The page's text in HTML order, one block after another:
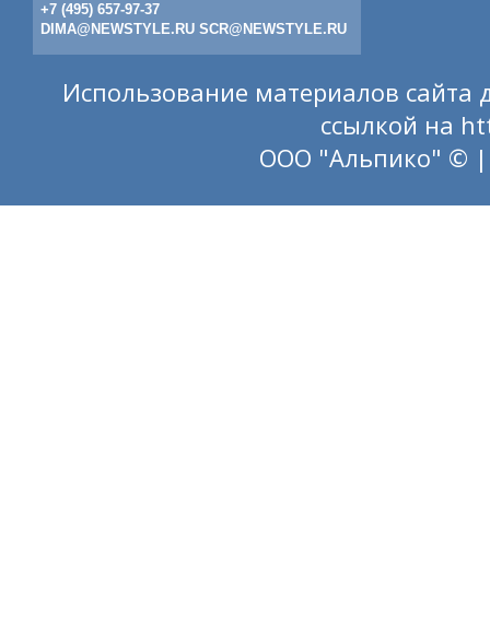
+7 (495) 657-97-37
DIMA@NEWSTYLE.RU SCR@NEWSTYLE.RU
Использование материалов сайта
ссылкой на
ООО "Альпико" © |